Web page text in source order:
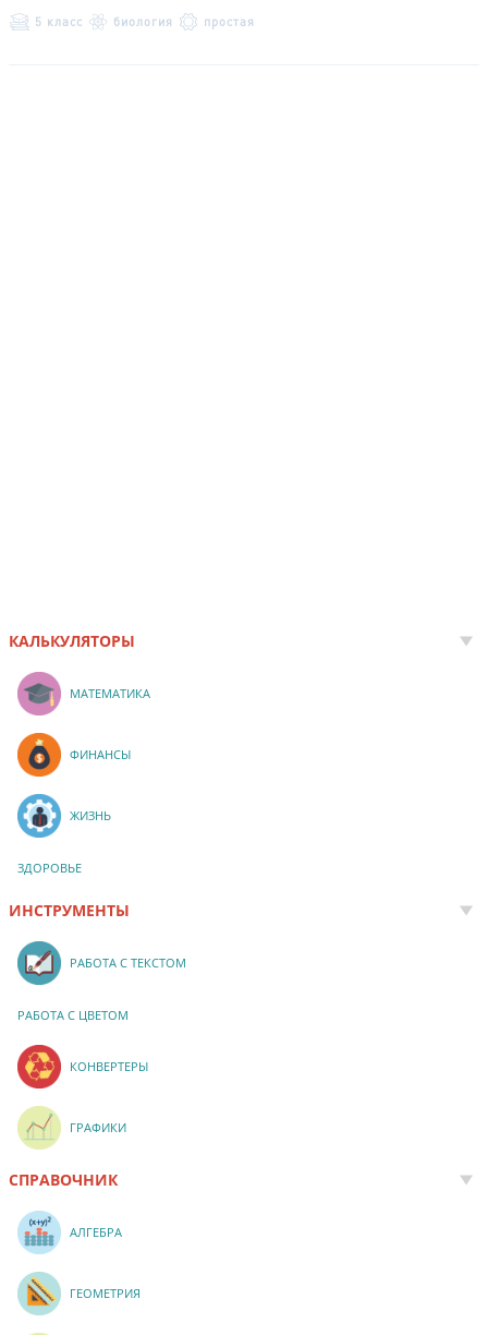
5 класс биология простая
КАЛЬКУЛЯТОРЫ
МАТЕМАТИКА
ФИНАНСЫ
ЖИЗНЬ
ЗДОРОВЬЕ
ИНСТРУМЕНТЫ
РАБОТА С ТЕКСТОМ
РАБОТА С ЦВЕТОМ
КОНВЕРТЕРЫ
ГРАФИКИ
СПРАВОЧНИК
АЛГЕБРА
ГЕОМЕТРИЯ